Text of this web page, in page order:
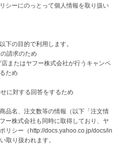
シーにのっとって個人情報を取り扱い
下の目的で利用します。
請求のため
またはヤフー株式会社が行うキャンペ
ため
に対する回答をするため
品名、注文数等の情報（以下「注文情
ー株式会社も同時に取得しており、ヤ
リシー（http://docs.yahoo.co.jp/docs/in
取り扱われます。